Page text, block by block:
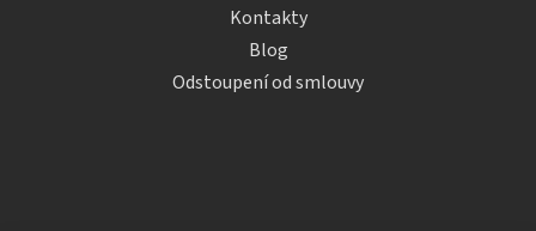
Kontakty
Blog
Odstoupení od smlouvy